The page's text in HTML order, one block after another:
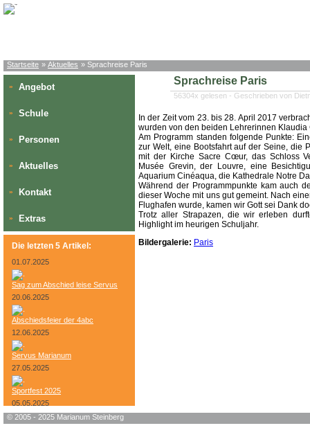
Startseite » Aktuelles » Sprachreise Paris
» Angebot
» Schule
» Personen
» Aktuelles
» Kontakt
» Extras
Die letzten 5 Artikel:
01.07.2025
Sag zum Abschied leise Servus
20.06.2025
Abschiedsfeier der 4abc
12.06.2025
Servus Marianum
27.05.2025
Sportfest 2025
05.05.2025
Bundesheer-Tag
Sprachreise Paris
56304x gelesen - Geschrieben von
In der Zeit vom 23. bis 28. April 2017
wurden von den beiden Lehrerinnen
Am Programm standen folgende Punkte:
zur Welt, eine Bootsfahrt auf der Seine, die
mit der Kirche Sacre Cœur, das Schloss
Musée Grevin, der Louvre, eine
Aquarium Cinéaqua, die Kathedrale Notre
Während der Programmpunkte kam auch
dieser Woche mit uns gut gemeint. Nach
Flughafen wurde, kamen wir Gott sei Dank
Trotz aller Strapazen, die wir erleben
Highlight im heurigen Schuljahr.
Bildergalerie: Paris
© 2005 - 2025 Marianum Steinberg